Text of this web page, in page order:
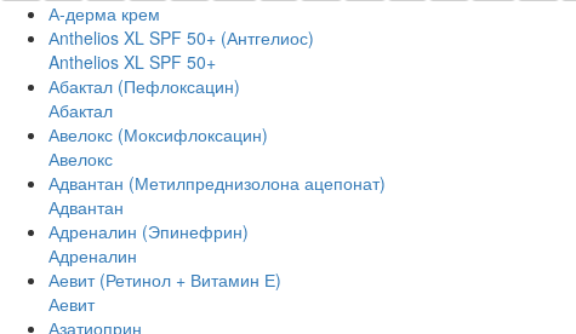
А-дерма крем
Аnthelios XL SPF 50+ (Антгелиос)
Anthelios XL SPF 50+
Абактал (Пефлоксацин)
Абактал
Авелокс (Моксифлоксацин)
Авелокс
Адвантан (Метилпреднизолона ацепонат)
Адвантан
Адреналин (Эпинефрин)
Адреналин
Аевит (Ретинол + Витамин Е)
Аевит
Азатиоприн